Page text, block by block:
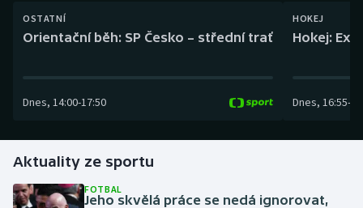
Curling
Florbal
Golf
OSTATNÍ
Orientační běh: SP Česko – střední trať
Dnes, 14:00-17:50
HOKEJ
Hokej:
Dnes, 16:55-
Aktuality ze sportu
FOTBAL
Jeho skvělá práce se nedá ignorovat,